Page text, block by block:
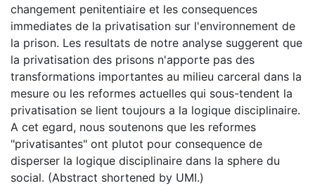
changement penitentiaire et les consequences
immediates de la privatisation sur l'environnement de
la prison. Les resultats de notre analyse suggerent que
la privatisation des prisons n'apporte pas des
transformations importantes au milieu carceral dans la
mesure ou les reformes actuelles qui sous-tendent la
privatisation se lient toujours a la logique disciplinaire.
A cet egard, nous soutenons que les reformes
"privatisantes" ont plutot pour consequence de
disperser la logique disciplinaire dans la sphere du
social. (Abstract shortened by UMI.)